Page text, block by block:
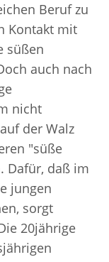
Beruf zu
Kontakt mit
süßen
auch nach
nicht
der Walz
"süße
Dafür, daß im
jungen
sorgt
20jährige